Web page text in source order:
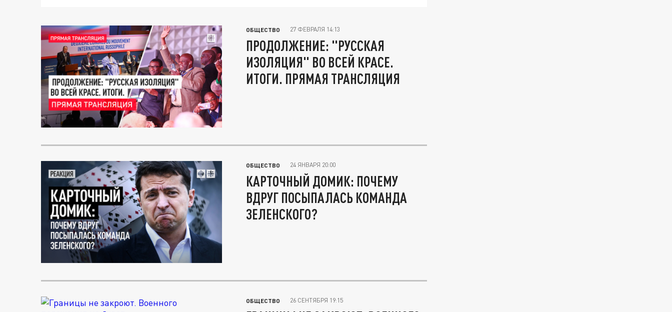
ОБЩЕСТВО 27 ФЕВРАЛЯ 14:13
ПРОДОЛЖЕНИЕ: "РУССКАЯ
ИЗОЛЯЦИЯ" ВО ВСЕЙ КРАСЕ.
ИТОГИ. ПРЯМАЯ ТРАНСЛЯЦИЯ
ОБЩЕСТВО 24 ЯНВАРЯ 20:00
КАРТОЧНЫЙ ДОМИК: ПОЧЕМУ
ВДРУГ ПОСЫПАЛАСЬ КОМАНДА
ЗЕЛЕНСКОГО?
ОБЩЕСТВО 26 СЕНТЯБРЯ 19:15